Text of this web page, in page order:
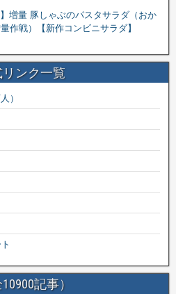
】増量 豚しゃぶのパスタサラダ（おか
作戦）【新作コンビニサラダ】
リンク一覧
）
記事）